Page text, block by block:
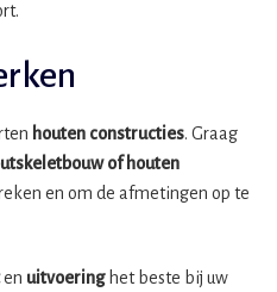
houten constructies. Graag
of houten
en om de afmetingen op te
en uitvoeringhet beste bij uw